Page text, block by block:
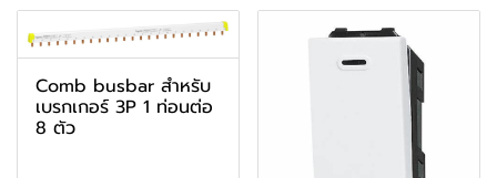
Comb busbar สำหรับ
เบรกเกอร์ 3P 1 ท่อนต่อ
8 ตัว